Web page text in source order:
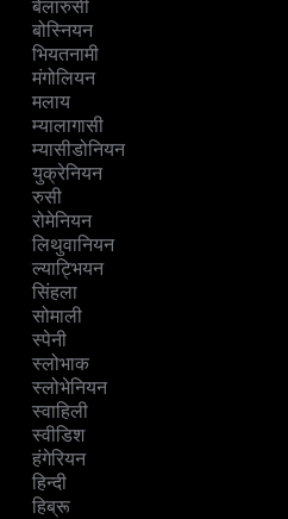
बेलारुसी
बोस्नियन
भियतनामी
मंगोलियन
मलाय
म्यालागासी
म्यासीडोनियन
युक्रेनियन
रुसी
रोमेनियन
लिथुवानियन
ल्याट्भियन
सिंहला
सोमाली
स्पेनी
स्लोभाक
स्लोभेनियन
स्वाहिली
स्वीडिश
हंगेरियन
हिन्दी
हिब्रू